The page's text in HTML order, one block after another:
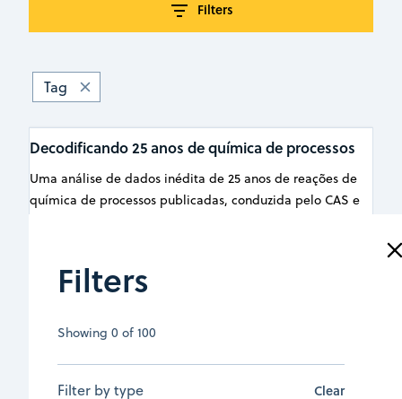
Filters
Showing 0 of 100
Filter by type Clear
Filters
Tag
Decodificando 25 anos de química de processos
Uma análise de dados inédita de 25 anos de reações de
química de processos publicadas, conduzida pelo CAS e
métodos emergentes em escala industrial.
July 15, 2026| Artigo